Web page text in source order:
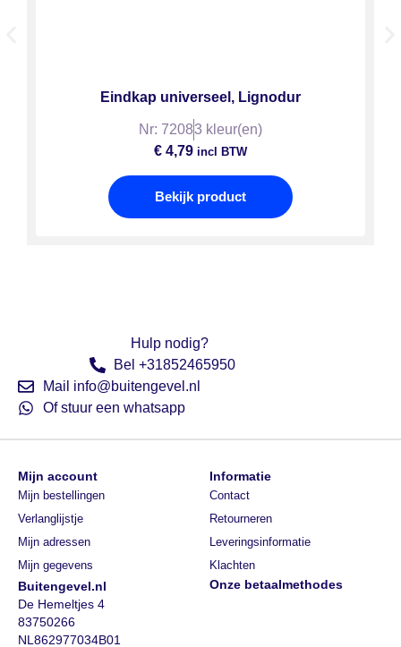
Eindkap universeel, Lignodur
Nr: 72083 kleur(en)
€ 4,79 incl BTW
Bekijk product
Hulp nodig?
Bel +31852465950
Mail info@buitengevel.nl
Of stuur een whatsapp
Buitengevel.nl
De Hemeltjes 4
83750266
NL862977034B01
Onze betaalmethodes
Mijn account
Mijn bestellingen
Verlanglijstje
Mijn adressen
Mijn gegevens
Informatie
Contact
Retourneren
Leveringsinformatie
Klachten